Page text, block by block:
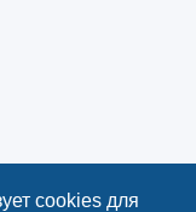
cookies для